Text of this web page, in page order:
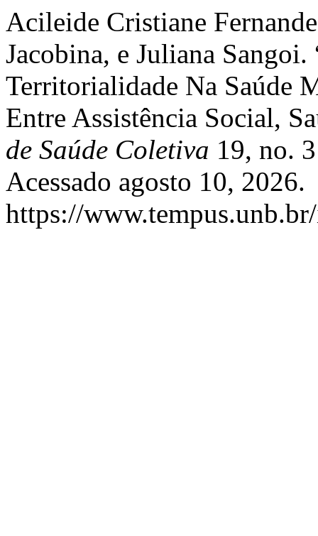
Acileide Cristiane
Jacobina, e Juliana
Territorialidade Na Saúde
Entre Assistência Social,
de Saúde Coletiva 19, no.
Acessado agosto 10, 2026.
https://